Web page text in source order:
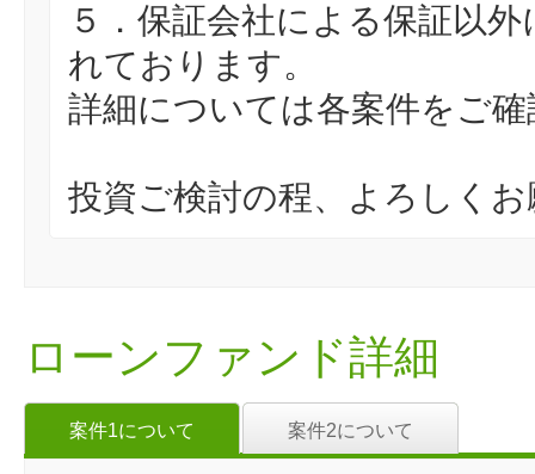
５．保証会社による保証以
れております。
詳細については各案件をご
投資ご検討の程、よろしく
ローンファンド詳細
案件1について 案件2について